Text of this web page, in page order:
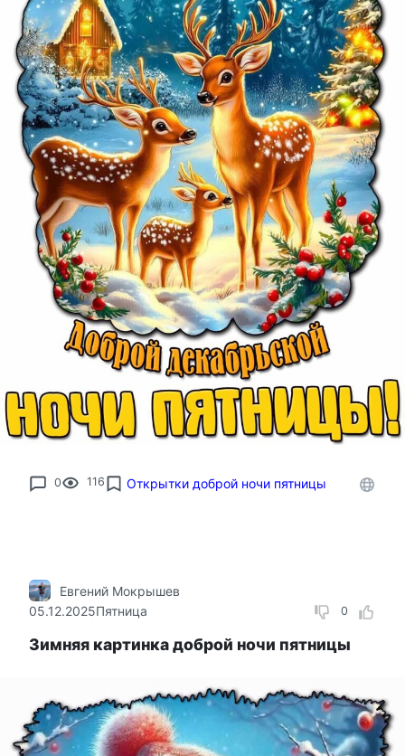
0 116 Открытки доброй ночи пятницы
0
Евгений Мокрышев
05.12.2025Пятница
Зимняя картинка доброй ночи пятницы